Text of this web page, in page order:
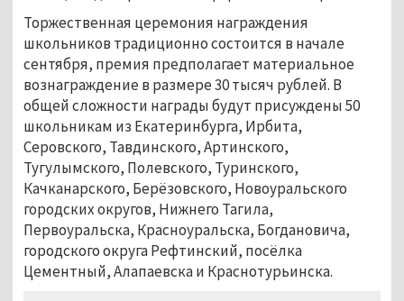
Торжественная церемония награждения
школьников традиционно состоится в начале
сентября, премия предполагает материальное
вознаграждение в размере 30 тысяч рублей. В
общей сложности награды будут присуждены 50
школьникам из Екатеринбурга, Ирбита,
Серовского, Тавдинского, Артинского,
Тугулымского, Полевского, Туринского,
Качканарского, Берёзовского, Новоуральского
городских округов, Нижнего Тагила,
Первоуральска, Красноуральска, Богдановича,
городского округа Рефтинский, посёлка
Цементный, Алапаевска и Краснотурьинска.